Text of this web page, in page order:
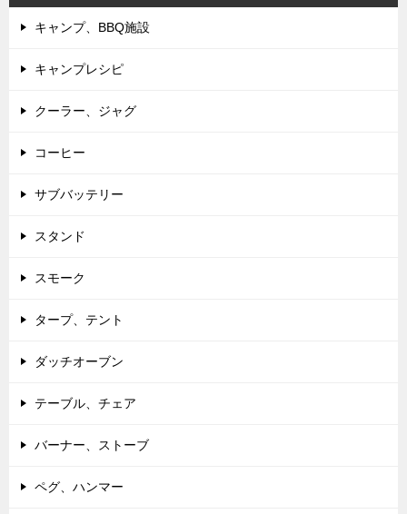
キャンプ、BBQ施設
キャンプレシピ
クーラー、ジャグ
コーヒー
サブバッテリー
スタンド
スモーク
タープ、テント
ダッチオーブン
テーブル、チェア
バーナー、ストーブ
ペグ、ハンマー